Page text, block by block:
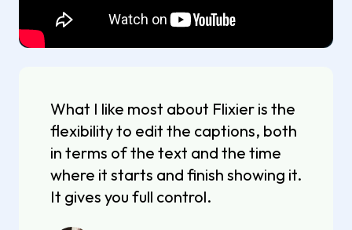
What I like most about Flixier is the
flexibility to edit the captions, both
in terms of the text and the time
where it starts and finish showing it.
It gives you full control.